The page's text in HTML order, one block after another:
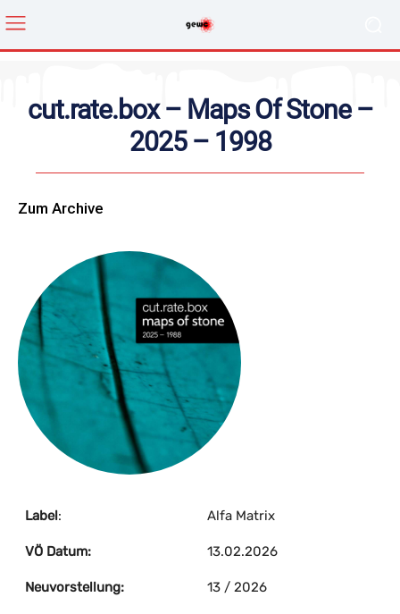
cut.rate.box – Maps Of Stone –
2025 – 1998
Zum Archive
Label: Alfa Matrix
VÖ Datum: 13.02.2026
Neuvorstellung: 13 / 2026